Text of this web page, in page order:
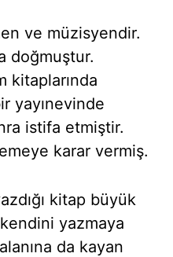
ve müzisyendir.
doğmuştur.
kitaplarında
yayınevinde
istifa etmiştir.
karar vermiş.
kitap büyük
yazmaya
da kayan